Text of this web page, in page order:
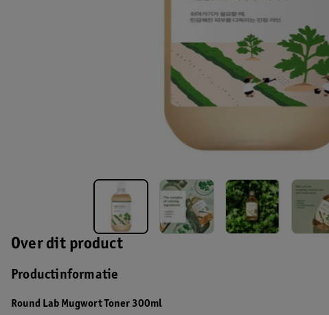
Over dit product
Productinformatie
Round Lab Mugwort Toner 300ml